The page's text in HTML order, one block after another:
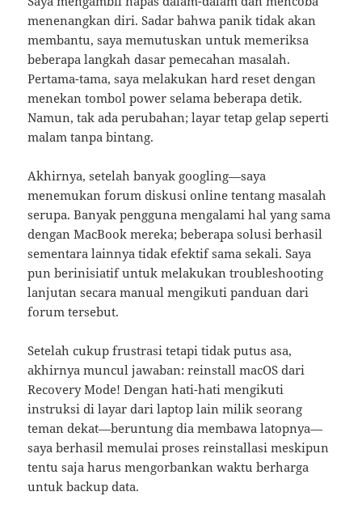
menenangkan diri. Sadar bahwa panik tidak akan
membantu, saya memutuskan untuk memeriksa
beberapa langkah dasar pemecahan masalah.
Pertama-tama, saya melakukan hard reset dengan
menekan tombol power selama beberapa detik.
Namun, tak ada perubahan; layar tetap gelap seperti
malam tanpa bintang.
Akhirnya, setelah banyak googling—saya
menemukan forum diskusi online tentang masalah
serupa. Banyak pengguna mengalami hal yang sama
dengan MacBook mereka; beberapa solusi berhasil
sementara lainnya tidak efektif sama sekali. Saya
pun berinisiatif untuk melakukan troubleshooting
lanjutan secara manual mengikuti panduan dari
forum tersebut.
Setelah cukup frustrasi tetapi tidak putus asa,
akhirnya muncul jawaban: reinstall macOS dari
Recovery Mode! Dengan hati-hati mengikuti
instruksi di layar dari laptop lain milik seorang
teman dekat—beruntung dia membawa latopnya—
saya berhasil memulai proses reinstallasi meskipun
tentu saja harus mengorbankan waktu berharga
untuk backup data.